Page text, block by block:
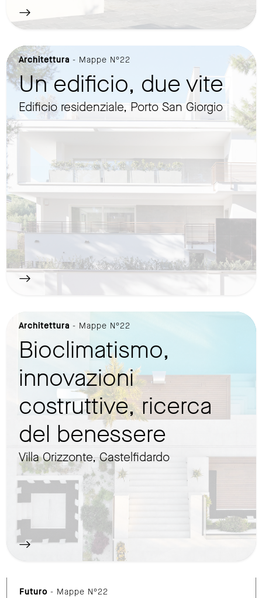
Architettura - Mappe N°22
Un edificio, due vite
Edificio residenziale, Porto San Giorgio
Architettura - Mappe N°22
Bioclimatismo,
innovazioni
costruttive, ricerca
del benessere
Villa Orizzonte, Castelfidardo
Futuro- Mappe N°22